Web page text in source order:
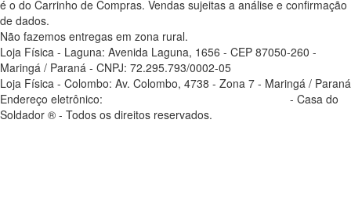
é o do Carrinho de Compras. Vendas sujeitas a análise e confirmação
de dados.
Não fazemos entregas em zona rural.
Loja Física - Laguna: Avenida Laguna, 1656 - CEP 87050-260 -
Maringá / Paraná - CNPJ: 72.295.793/0002-05
Loja Física - Colombo: Av. Colombo, 4738 - Zona 7 - Maringá / Paraná
Endereço eletrônico:
- Casa do
Soldador ® - Todos os direitos reservados.